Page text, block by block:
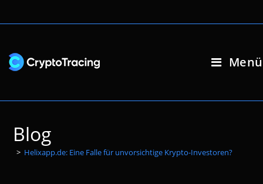
Inhalt
Menü
Blog
> Helixapp.de: Eine Falle für unvorsichtige Krypto-Investoren?